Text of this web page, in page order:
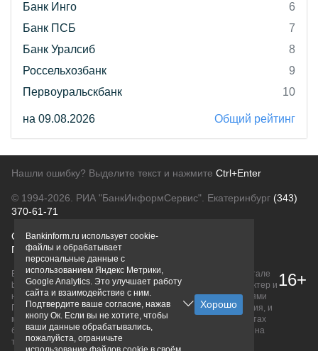
Банк Инго
6
Банк ПСБ
7
Банк Уралсиб
8
Россельхозбанк
9
Первоуральскбанк
10
на 09.08.2026 Общий рейтинг
Нашли ошибку? Выделите текст и нажмите Ctrl+Enter
© 1994-2026. РИА "БанкИнформСервис". Екатеринбург (343)
370-61-71
О проектеПолитика конфиденциальности
Правовая информацияДля рекламодателей
Вся информация о продуктах банков, размещенная на портале
bankinform.ru, носит исключительно ознакомительный характер и
не является публичной офертой, определяемой положениями
ГК РФ. Информация не содержит точного и полного описания, и
может быть изменена. Конечные условия уточняйте на сайтах
банков или при личном обращении. Исключительное право на
товарные знаки принадлежит их правообладателям.
16+
Bankinform.ru использует cookie-
файлы и обрабатывает
персональные данные с
использованием Яндекс Метрики,
Google Analytics. Это улучшает работу
сайта и взаимодействие с ним.
Подтвердите ваше согласие, нажав
кнопу Ок. Если вы не хотите, чтобы
ваши данные обрабатывались,
пожалуйста, ограничьте